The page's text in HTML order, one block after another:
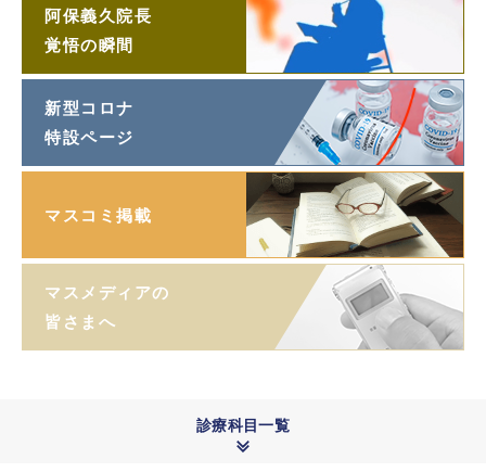
阿保義久院長
覚悟の瞬間
新型コロナ
特設ページ
マスコミ掲載
マスメディアの
皆さまへ
診療科目一覧